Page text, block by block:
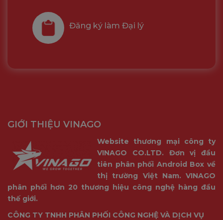
Đăng ký làm Đại lý
GIỚI THIỆU VINAGO
Website thương mại công ty
VINAGO CO.LTD. Đơn vị đầu
tiên phân phối Android Box về
thị trường Việt Nam. VINAGO
phân phối hơn 20 thương hiệu công nghệ hàng đầu
thế giới.
CÔNG TY TNHH PHÂN PHỐI CÔNG NGHỆ VÀ DỊCH VỤ